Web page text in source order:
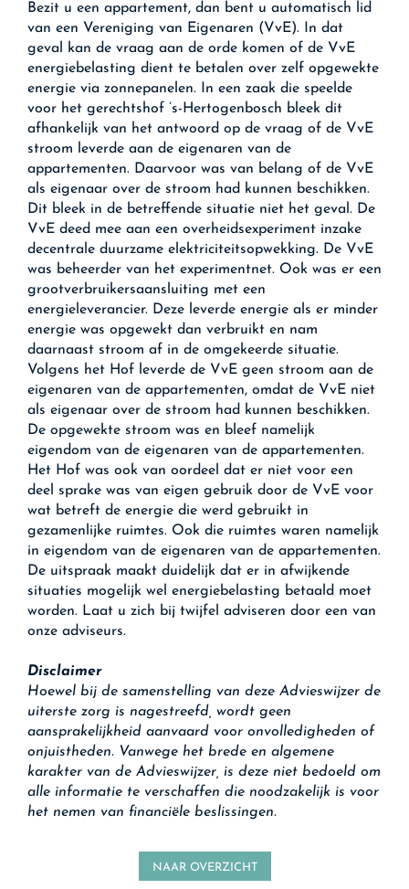
Bezit u een appartement, dan bent u automatisch lid
van een Vereniging van Eigenaren (VvE). In dat
geval kan de vraag aan de orde komen of de VvE
energiebelasting dient te betalen over zelf opgewekte
energie via zonnepanelen. In een zaak die speelde
voor het gerechtshof ’s-Hertogenbosch bleek dit
afhankelijk van het antwoord op de vraag of de VvE
stroom leverde aan de eigenaren van de
appartementen. Daarvoor was van belang of de VvE
als eigenaar over de stroom had kunnen beschikken.
Dit bleek in de betreffende situatie niet het geval. De
VvE deed mee aan een overheidsexperiment inzake
decentrale duurzame elektriciteitsopwekking. De VvE
was beheerder van het experimentnet. Ook was er een
grootverbruikersaansluiting met een
energieleverancier. Deze leverde energie als er minder
energie was opgewekt dan verbruikt en nam
daarnaast stroom af in de omgekeerde situatie.
Volgens het Hof leverde de VvE geen stroom aan de
eigenaren van de appartementen, omdat de VvE niet
als eigenaar over de stroom had kunnen beschikken.
De opgewekte stroom was en bleef namelijk
eigendom van de eigenaren van de appartementen.
Het Hof was ook van oordeel dat er niet voor een
deel sprake was van eigen gebruik door de VvE voor
wat betreft de energie die werd gebruikt in
gezamenlijke ruimtes. Ook die ruimtes waren namelijk
in eigendom van de eigenaren van de appartementen.
De uitspraak maakt duidelijk dat er in afwijkende
situaties mogelijk wel energiebelasting betaald moet
worden. Laat u zich bij twijfel adviseren door een van
onze adviseurs.
Disclaimer
Hoewel bij de samenstelling van deze Advieswijzer de
uiterste zorg is nagestreefd, wordt geen
aansprakelijkheid aanvaard voor onvolledigheden of
onjuistheden. Vanwege het brede en algemene
karakter van de Advieswijzer, is deze niet bedoeld om
alle informatie te verschaffen die noodzakelijk is voor
het nemen van financiële beslissingen.
NAAR OVERZICHT